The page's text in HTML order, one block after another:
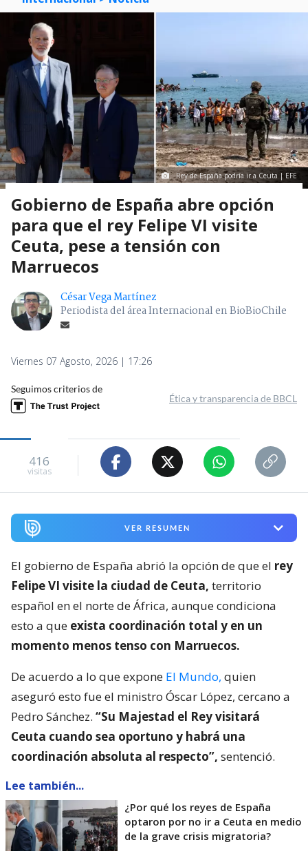
Rey de España podría ir a Ceuta | EFE
Gobierno de España abre opción
para que el rey Felipe VI visite
Ceuta, pese a tensión con
Marruecos
César Vega Martínez
Periodista del área Internacional en BioBioChile
Viernes 07 Agosto, 2026 | 17:26
Seguimos criterios de
Ética y transparencia de BBCL
416
visitas
VER RESUMEN
El gobierno de España abrió la opción de que el rey
Felipe VI visite la ciudad de Ceuta, territorio
español en el norte de África, aunque condiciona
esto a que exista coordinación total y en un
momento menos tenso con Marruecos.
De acuerdo a lo que expone El Mundo, quien
aseguró esto fue el ministro Óscar López, cercano a
Pedro Sánchez. “Su Majestad el Rey visitará
Ceuta cuando sea oportuno y habrá una
coordinación absoluta al respecto”, sentenció.
Lee también...
¿Por qué los reyes de España
optaron por no ir a Ceuta en medio
de la grave crisis migratoria?